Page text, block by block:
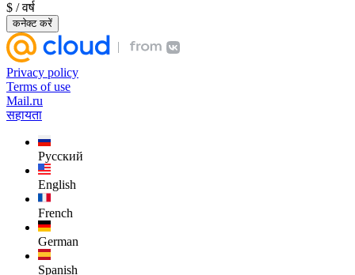
$ / वर्ष
कनेक्ट करें
Privacy policy
Terms of use
Mail.ru
सहायता
Русский
English
French
German
Spanish